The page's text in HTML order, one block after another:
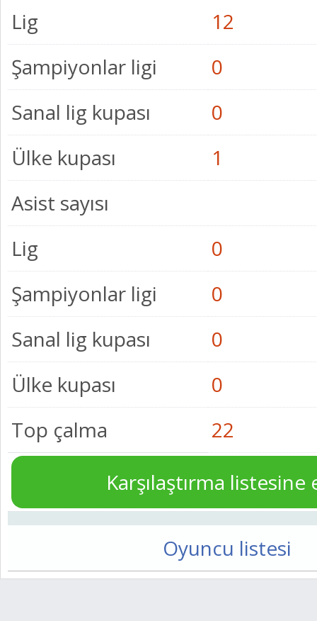
Lig
12
Şampiyonlar ligi
0
Sanal lig kupası
0
Ülke kupası
1
Asist sayısı
Lig
0
Şampiyonlar ligi
0
Sanal lig kupası
0
Ülke kupası
0
Top çalma
22
Karşılaştırma listesine
Oyuncu listesi